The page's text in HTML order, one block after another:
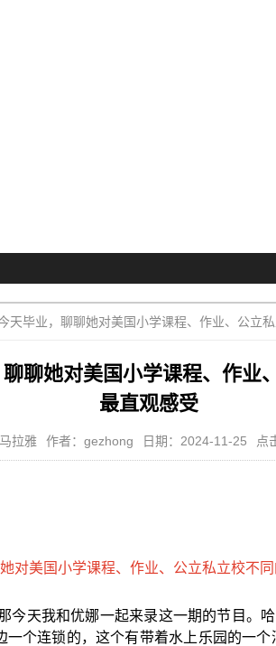
天毕业，聊聊她对美国小学课程、作业、公立
聊她对美国小学课程、作业
最直观感受
拉雅 作者：gezhong 日期：2024-11-25 点
今天我和优娜一起来录这一期的节目。
一个连锁的，这个有带着水上乐园的一